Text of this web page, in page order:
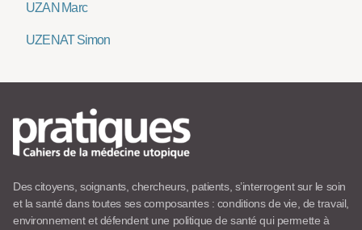
UZAN Marc
UZENAT Simon
Des citoyens, soignants, chercheurs, patients, s’interrogent sur le soin
et la santé dans toutes ses composantes : conditions de vie, de travail,
environnement et défendent une politique de santé qui permette à